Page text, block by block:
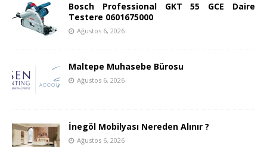
Bosch Professional GKT 55 GCE Daire
Testere 0601675000
Ağustos 6, 2026
Maltepe Muhasebe Bürosu
Ağustos 6, 2026
İnegöl Mobilyası Nereden Alınır ?
Ağustos 6, 2026